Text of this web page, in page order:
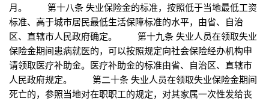
月。 第十八条 失业保险金的标准，按照低于当地最低工资
标准、高于城市居民最低生活保障标准的水平，由省、自治
区、直辖市人民政府确定。 第十九条 失业人员在领取失业
保险金期间患病就医的，可以按照规定向社会保险经办机构申
请领取医疗补助金。医疗补助金的标准由省、自治区、直辖市
人民政府规定。 第二十条 失业人员在领取失业保险金期间
死亡的，参照当地对在职职工的规定，对其家属一次性发给丧